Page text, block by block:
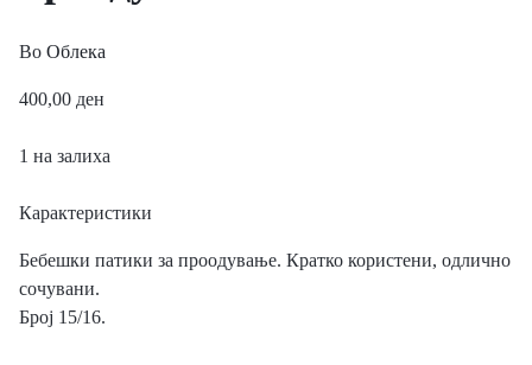
Во Облека
400,00 ден
1 на залиха
Карактеристики
Бебешки патики за проодување. Кратко користени, одлично
сочувани.
Број 15/16.